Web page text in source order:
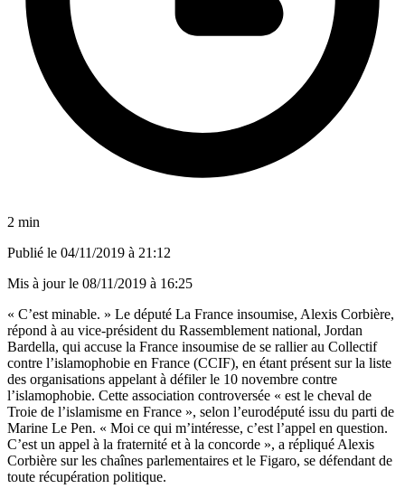
2 min
Publié le 04/11/2019 à 21:12
Mis à jour le 08/11/2019 à 16:25
« C’est minable. » Le député La France insoumise, Alexis Corbière,
répond à au vice-président du Rassemblement national, Jordan
Bardella, qui accuse la France insoumise de se rallier au Collectif
contre l’islamophobie en France (CCIF), en étant présent sur la liste
des organisations appelant à défiler le 10 novembre contre
l’islamophobie. Cette association controversée « est le cheval de
Troie de l’islamisme en France », selon l’eurodéputé issu du parti de
Marine Le Pen. « Moi ce qui m’intéresse, c’est l’appel en question.
C’est un appel à la fraternité et à la concorde », a répliqué Alexis
Corbière sur les chaînes parlementaires et le Figaro, se défendant de
toute récupération politique.